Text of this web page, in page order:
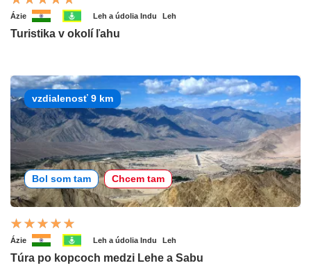
Ázie Leh a údolia Indu Leh
Turistika v okolí ľahu
vzdialenosť 9 km
Bol som tam Chcem tam
Ázie Leh a údolia Indu Leh
Túra po kopcoch medzi Lehe a Sabu